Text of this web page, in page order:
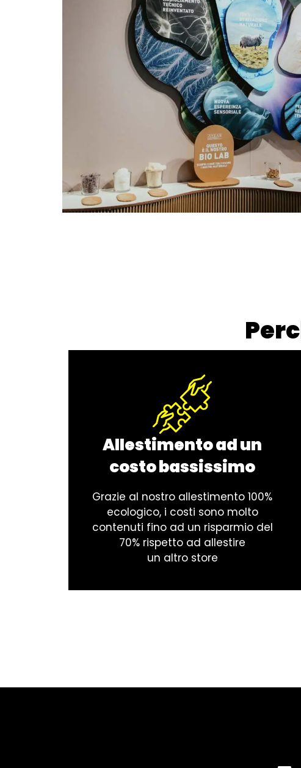
Allestimento ad un
costo bassissimo
Grazie al nostro allestimento 100%
ecologico, i costi sono molto
contenuti fino ad un risparmio del
70% rispetto ad allestire
un altro store